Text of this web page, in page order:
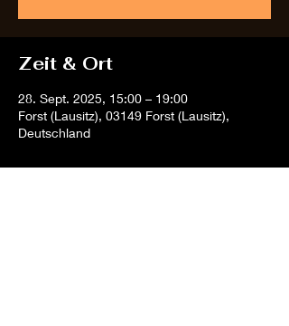
Zeit & Ort
28. Sept. 2025, 15:00 – 19:00
Forst (Lausitz), 03149 Forst (Lausitz),
Deutschland